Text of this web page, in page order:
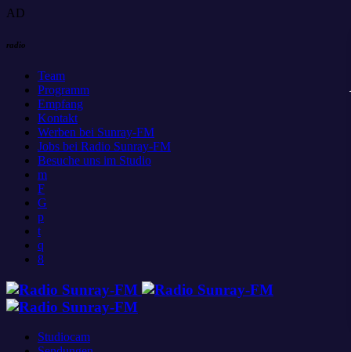
AD
radio
Team
Programm
Empfang
Kontakt
Werben bei Sunray-FM
Jobs bei Radio Sunray-FM
Besuche uns im Studio
Studiocam